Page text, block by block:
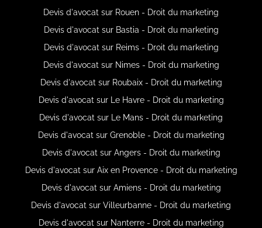
Devis d'avocat sur Rouen - Droit du marketing
Devis d'avocat sur Bastia - Droit du marketing
Devis d'avocat sur Reims - Droit du marketing
Devis d'avocat sur Nimes - Droit du marketing
Devis d'avocat sur Roubaix - Droit du marketing
Devis d'avocat sur Le Havre - Droit du marketing
Devis d'avocat sur Le Mans - Droit du marketing
Devis d'avocat sur Grenoble - Droit du marketing
Devis d'avocat sur Angers - Droit du marketing
Devis d'avocat sur Aix en Provence - Droit du marketing
Devis d'avocat sur Amiens - Droit du marketing
Devis d'avocat sur Villeurbanne - Droit du marketing
Devis d'avocat sur Nanterre - Droit du marketing